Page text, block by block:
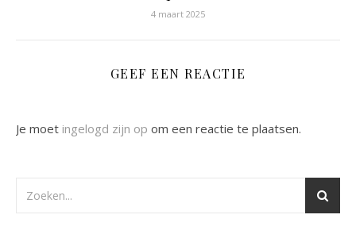
4 maart 2025
GEEF EEN REACTIE
Je moet ingelogd zijn op om een reactie te plaatsen.